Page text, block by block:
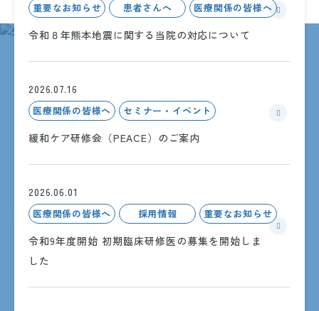
重要なお知らせ 患者さんへ 医療関係の皆様へ
令和８年熊本地震に関する当院の対応について
2026.07.16
医療関係の皆様へ セミナー・イベント
緩和ケア研修会（PEACE）のご案内
2026.06.01
医療関係の皆様へ 採用情報 重要なお知らせ
令和9年度開始 初期臨床研修医の募集を開始しま
した
INFORMATION
インフォメーション